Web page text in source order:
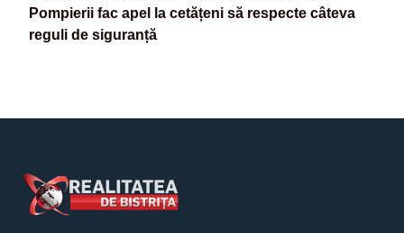
Pompierii fac apel la cetățeni să respecte câteva
reguli de siguranță